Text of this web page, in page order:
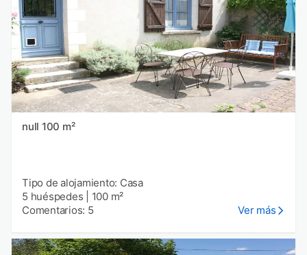
null 100 m²
Tipo de alojamiento: Casa
5 huéspedes
100 m²
Comentarios: 5
Ver más